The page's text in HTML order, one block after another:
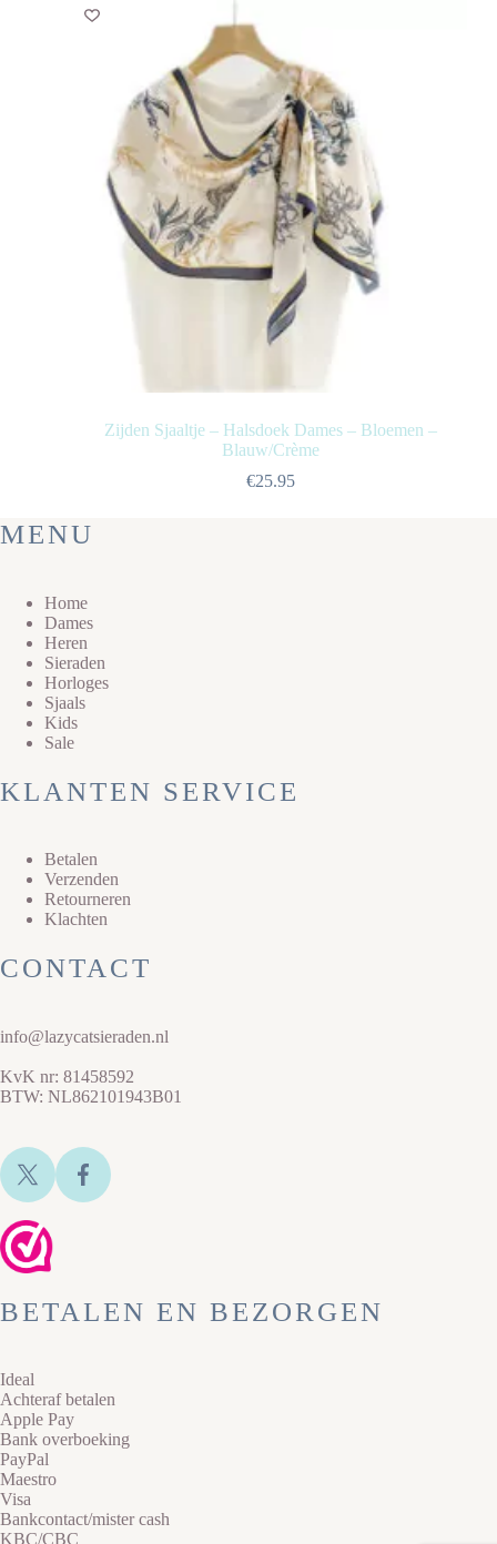
Zijden Sjaaltje – Halsdoek Dames – Bloemen –
Blauw/Crème
€25.95
MENU
Home
Dames
Heren
Sieraden
Horloges
Sjaals
Kids
Sale
KLANTEN SERVICE
Betalen
Verzenden
Retourneren
Klachten
CONTACT
info@lazycatsieraden.nl
KvK nr: 81458592
BTW: NL862101943B01
BETALEN EN BEZORGEN
Ideal
Achteraf betalen
Apple Pay
Bank overboeking
PayPal
Maestro
Visa
Bankcontact/mister cash
KBC/CBC